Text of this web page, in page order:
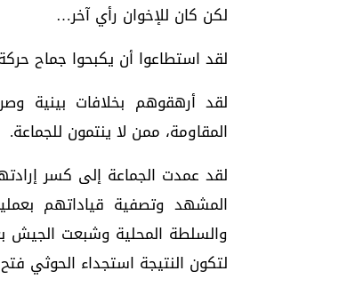
لكن كان للإخوان رأي آخر…
لقد استطاعوا أن يكبحوا جماح
لقد أرهقوهم بخلافات بينية
المقاومة، ممن لا ينتمون للجماعة.
لقد عمدت الجماعة إلى كسر
المشهد وتصفية قياداتهم
والسلطة المحلية وشبعت الجيش
لتكون النتيجة استجداء الحوثي